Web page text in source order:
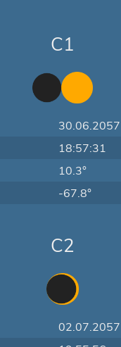
C1
30.06.2057
18:57:31
10.3°
-67.8°
C2
02.07.2057